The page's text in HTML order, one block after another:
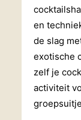
en
de slag
exotische
zelf je
activiteit